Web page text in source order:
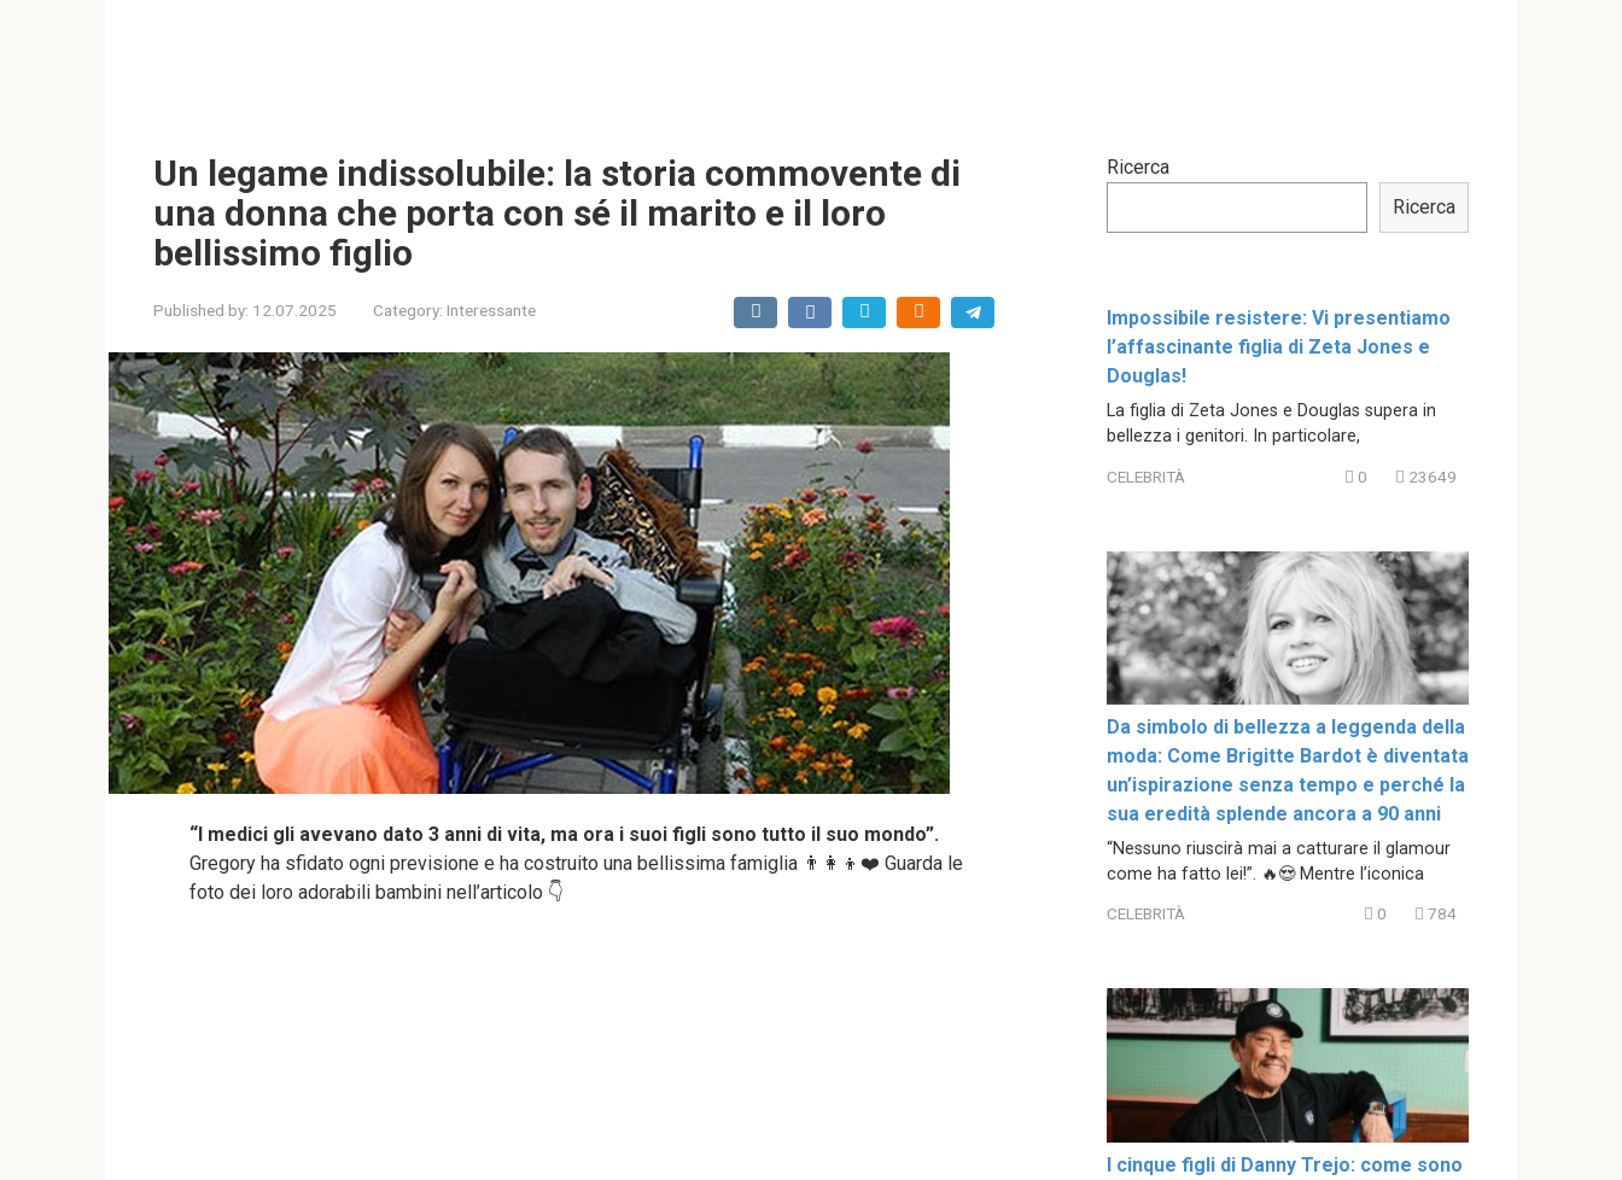
Un legame indissolubile: la storia commovente di
una donna che porta con sé il marito e il loro
bellissimo figlio
Published by: 12.07.2025 Category: Interessante
“I medici gli avevano dato 3 anni di vita, ma ora i suoi figli sono tutto il suo mondo”.
Gregory ha sfidato ogni previsione e ha costruito una bellissima famiglia 👨‍👩‍👦❤️ Guarda le
foto dei loro adorabili bambini nell’articolo 👇
Ricerca
Ricerca
Impossibile resistere: Vi presentiamo
l’affascinante figlia di Zeta Jones e
Douglas!
La figlia di Zeta Jones e Douglas supera in
bellezza i genitori. In particolare,
CELEBRITÀ 0 23649
Da simbolo di bellezza a leggenda della
moda: Come Brigitte Bardot è diventata
un’ispirazione senza tempo e perché la
sua eredità splende ancora a 90 anni
“Nessuno riuscirà mai a catturare il glamour
come ha fatto lei!”. 🔥😍 Mentre l’iconica
CELEBRITÀ 0 784
I cinque figli di Danny Trejo: come sono